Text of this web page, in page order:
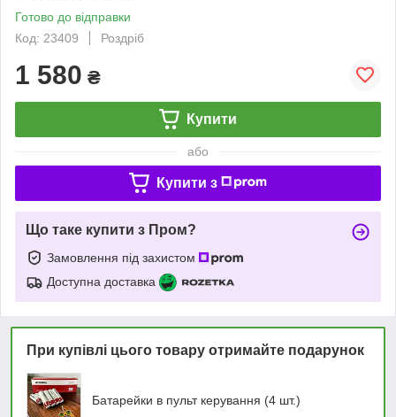
Готово до відправки
Код: 23409
Роздріб
1 580 ₴
Купити
або
Купити з
Що таке купити з Пром?
Замовлення під захистом
Доступна доставка
При купівлі цього товару отримайте подарунок
Батарейки в пульт керування (4 шт.)